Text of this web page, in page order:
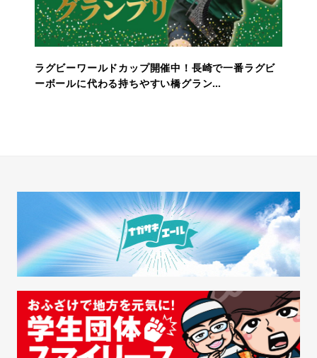
ラグビーワールドカップ開催中！長崎で一番ラグビ
ーボールに代わる持ちやすい橋グラン…